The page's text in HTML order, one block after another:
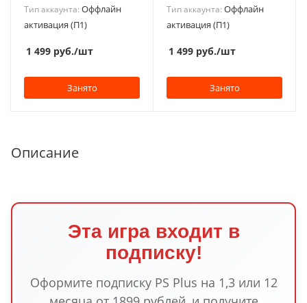
Тип аккаунта: Оффлайн
активация (П1)
1 499 руб./шт
Занято
Тип аккаунта: Оффлайн
активация (П1)
1 499 руб./шт
Занято
Описание
Эта игра входит в
подписку!
Оформите подписку PS Plus на 1,3 или 12